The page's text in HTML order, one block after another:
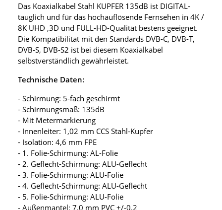
Das Koaxialkabel Stahl KUPFER 135dB ist DIGITAL-
tauglich und für das hochauflösende Fernsehen in 4K /
8K UHD ,3D und FULL-HD-Qualität bestens geeignet.
Die Kompatibilität mit den Standards DVB-C, DVB-T,
DVB-S, DVB-S2 ist bei diesem Koaxialkabel
selbstverständlich gewährleistet.
Technische Daten:
- Schirmung: 5-fach geschirmt
- Schirmungsmaß: 135dB
- Mit Metermarkierung
- Innenleiter: 1,02 mm CCS Stahl-Kupfer
- Isolation: 4,6 mm FPE
- 1. Folie-Schirmung: AL-Folie
- 2. Geflecht-Schirmung: ALU-Geflecht
- 3. Folie-Schirmung: ALU-Folie
- 4. Geflecht-Schirmung: ALU-Geflecht
- 5. Folie-Schirmung: ALU-Folie
- Außenmantel: 7,0 mm PVC +/-0,2